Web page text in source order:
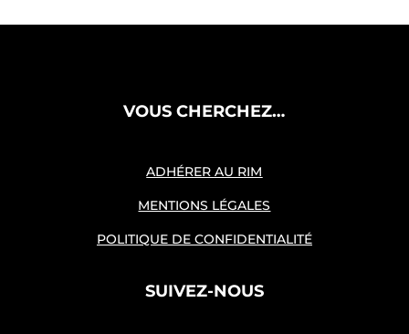
VOUS CHERCHEZ…
ADHÉRER AU RIM
MENTIONS LÉGALES
POLITIQUE DE CONFIDENTIALITÉ
SUIVEZ-NOUS